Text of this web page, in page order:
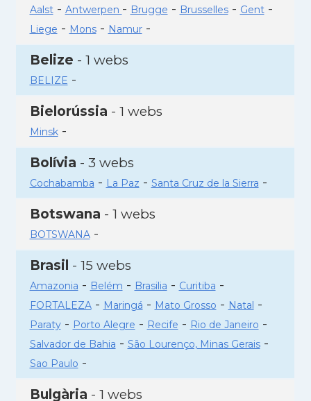
Aalst- Antwerpen - Brugge - Brusselles- Gent-
Liege - Mons- Namur-
Belize - 1 webs
BELIZE -
Bielorússia - 1 webs
Minsk-
Bolívia - 3 webs
Cochabamba - La Paz - Santa Cruz de la Sierra -
Botswana - 1 webs
BOTSWANA-
Brasil - 15 webs
Amazonia - Belém - Brasilia - Curitiba -
FORTALEZA- Maringá - Mato Grosso - Natal -
Paraty- Porto Alegre - Recife - Rio de Janeiro -
Salvador de Bahia - São Lourenço, Minas Gerais-
Sao Paulo -
Bulgària - 1 webs